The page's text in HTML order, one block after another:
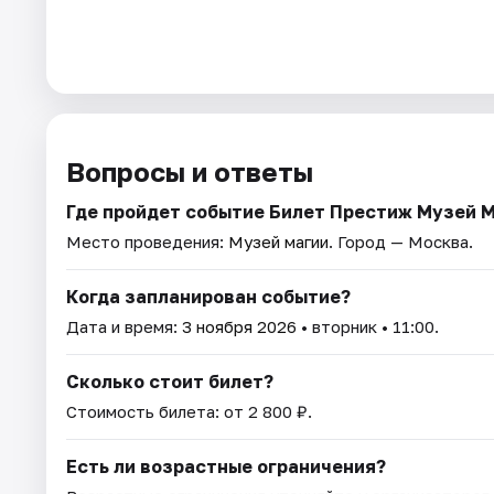
Вопросы и ответы
Где пройдет событие Билет Престиж Музей
Место проведения: Музей магии. Город — Москва.
Когда запланирован событие?
Дата и время: 3 ноября 2026 • вторник • 11:00.
Сколько стоит билет?
Стоимость билета: от 2 800 ₽.
Есть ли возрастные ограничения?